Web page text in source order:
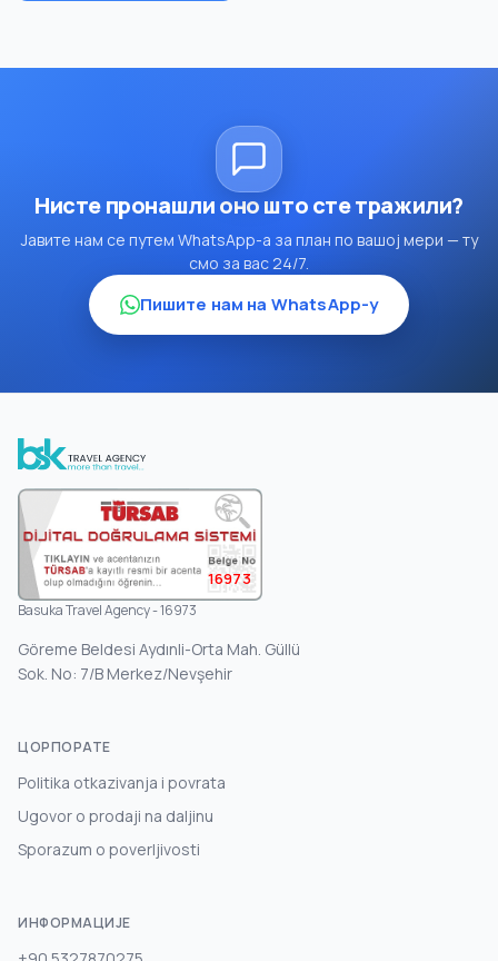
Нисте пронашли оно што сте тражили?
Јавите нам се путем WhatsApp-а за план по вашој мери — ту
смо за вас 24/7.
Пишите нам на WhatsApp-у
16973
Basuka Travel Agency - 16973
Göreme Beldesi Aydınli-Orta Mah. Güllü
Sok. No: 7/B Merkez/Nevşehir
ЦОРПОРАТЕ
Politika otkazivanja i povrata
Ugovor o prodaji na daljinu
Sporazum o poverljivosti
ИНФОРМАЦИЈЕ